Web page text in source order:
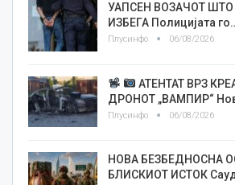
УАПСЕН ВОЗАЧОТ
ИЗБЕГА Полицијата
Плусинфо 06/08/2026
АТЕНТАТ ВРЗ
ДРОНОТ „ВАМПИР“
Плусинфо 06/08/2026
НОВА БЕЗБЕДНОСНА
БЛИСКИОТ ИСТОК